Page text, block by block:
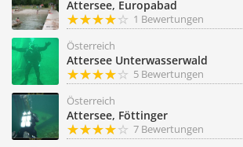
Attersee, Europabad
1 Bewertungen
Österreich
Attersee Unterwasserwald
5 Bewertungen
Österreich
Attersee, Föttinger
7 Bewertungen